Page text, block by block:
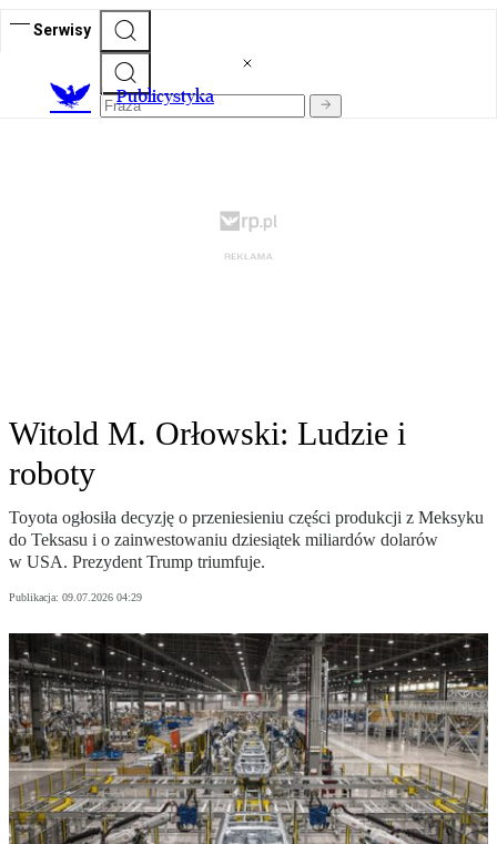
Serwisy
Publicystyka
Witold M. Orłowski: Ludzie i
roboty
Toyota ogłosiła decyzję o przeniesieniu części produkcji z Meksyku
do Teksasu i o zainwestowaniu dziesiątek miliardów dolarów
w USA. Prezydent Trump triumfuje.
Publikacja: 09.07.2026 04:29